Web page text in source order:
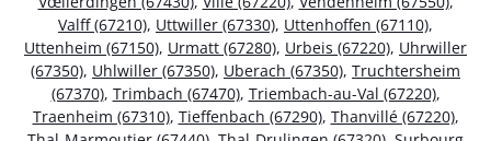
Valff (67210), Uttwiller (67330), Uttenhoffen (67110),
Uttenheim (67150), Urmatt (67280), Urbeis (67220), Uhrwiller
(67350), Uhlwiller (67350), Uberach (67350), Truchtersheim
(67370), Trimbach (67470), Triembach-au-Val (67220),
Traenheim (67310), Tieffenbach (67290), Thanvillé (67220),